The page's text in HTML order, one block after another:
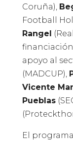
Coruña),
Football
Rangel
apoyo al
(MADCUP),
Vicente
Pueblas
El